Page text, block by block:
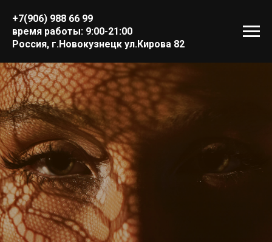
+7(906) 988 66 99
время работы: 9:00-21:00
Россия, г.Новокузнецк ул.Кирова 82